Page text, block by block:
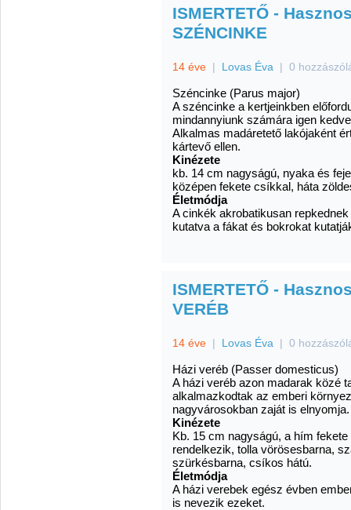
ISMERTETŐ -
SZÉNCINKE
14 éve | Lovas Éva | 0
Széncinke (Parus major)
A széncinke a kertjeinkben
mindannyiunk számára igen
Alkalmas madáretető lakójaként
kártevő ellen.
Kinézete
kb. 14 cm nagyságú, nyaka és
középen fekete csíkkal, háta
Életmódja
A cinkék akrobatikusan
kutatva a fákat és bokrokat
ISMERTETŐ -
VERÉB
14 éve | Lovas Éva | 0
Házi veréb (Passer domesticus)
A házi veréb azon madarak közé
alkalmazkodtak az emberi
nagyvárosokban zaját is elnyomja.
Kinézete
Kb. 15 cm nagyságú, a hím
rendelkezik, tolla vörösesbarna,
szürkésbarna, csíkos hátú.
Életmódja
A házi verebek egész évben
is nevezik ezeket.